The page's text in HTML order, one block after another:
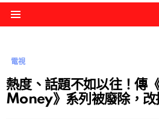
電視
熱度、話題不如以往！
Money》系列被廢除，改